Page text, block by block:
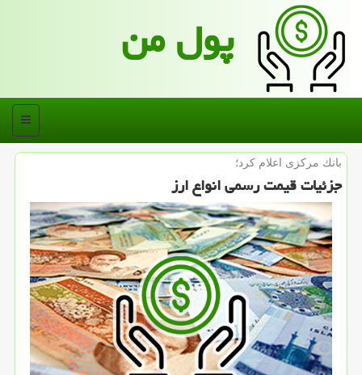
پول من
منو
بانك مركزی اعلام كرد؛
جزئیات قیمت رسمی انواع ارز